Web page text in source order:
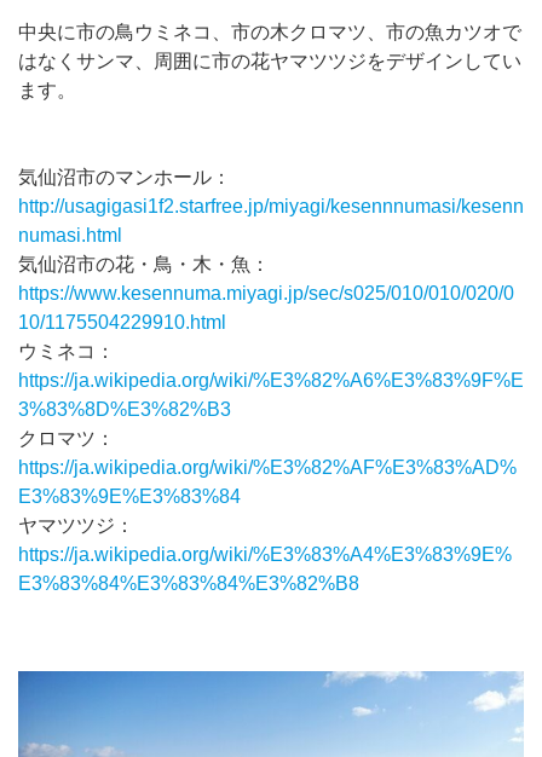
中央に市の鳥ウミネコ、市の木クロマツ、市の魚カツオで
はなくサンマ、周囲に市の花ヤマツツジをデザインしてい
ます。
気仙沼市のマンホール：
http://usagigasi1f2.starfree.jp/miyagi/kesennnumasi/kesenn
numasi.html
気仙沼市の花・鳥・木・魚：
https://www.kesennuma.miyagi.jp/sec/s025/010/010/020/0
10/1175504229910.html
ウミネコ：
https://ja.wikipedia.org/wiki/%E3%82%A6%E3%83%9F%E
3%83%8D%E3%82%B3
クロマツ：
https://ja.wikipedia.org/wiki/%E3%82%AF%E3%83%AD%
E3%83%9E%E3%83%84
ヤマツツジ：
https://ja.wikipedia.org/wiki/%E3%83%A4%E3%83%9E%
E3%83%84%E3%83%84%E3%82%B8